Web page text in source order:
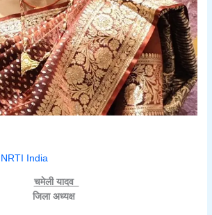
NRTI India
चमेली यादव
जिला अध्यक्ष